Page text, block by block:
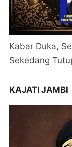
Kabar Duka,
Sekedang
KAJATI JAMBI